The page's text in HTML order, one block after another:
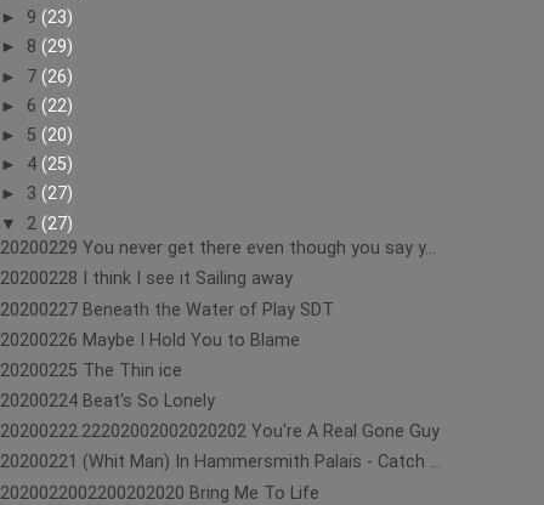
► 9 (23)
► 8 (29)
► 7 (26)
► 6 (22)
► 5 (20)
► 4 (25)
► 3 (27)
▼ 2 (27)
20200229 You never get there even though you say y...
20200228 I think I see it Sailing away
20200227 Beneath the Water of Play SDT
20200226 Maybe I Hold You to Blame
20200225 The Thin ice
20200224 Beat's So Lonely
20200222.22202002002020202 You're A Real Gone Guy
20200221 (Whit Man) In Hammersmith Palais - Catch ...
2020022002200202020 Bring Me To Life